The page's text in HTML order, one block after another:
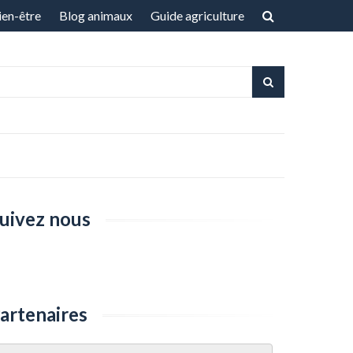
être Blog animaux Guide agriculture
nous